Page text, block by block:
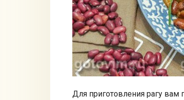
Для приготовления рагу вам